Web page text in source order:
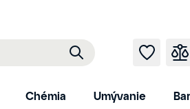
Chémia Umývanie